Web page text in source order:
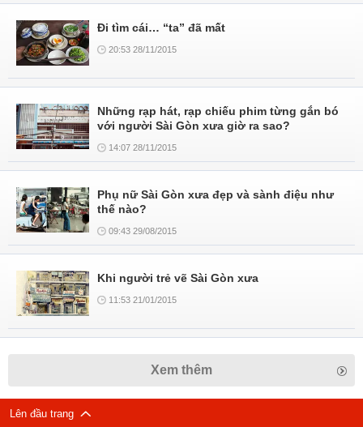
Đi tìm cái… “ta” đã mất
20:53 28/11/2015
Những rạp hát, rạp chiếu phim từng gắn bó
với người Sài Gòn xưa giờ ra sao?
14:07 28/11/2015
Phụ nữ Sài Gòn xưa đẹp và sành điệu như
thế nào?
09:43 29/08/2015
Khi người trẻ vẽ Sài Gòn xưa
11:53 21/01/2015
Xem thêm
Lên đầu trang